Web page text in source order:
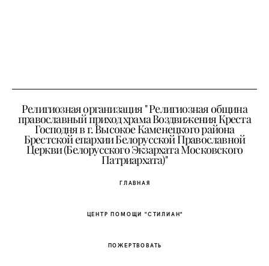
Религиозная организация " Религиозная община
православный приход храма Воздвижения Креста
Господня в г. Высокое Каменецкого района
Брестской епархии Белорусской Православной
Церкви (Белорусского Экзархата Московского
Патриархата)"
ГЛАВНАЯ
ЦЕНТР ПОМОЩИ "СТИЛИАН"
ПОЖЕРТВОВАТЬ